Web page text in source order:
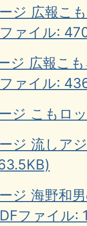
ジ 広報こ
ァイル:
ジ 広報こ
ァイル:
ジ こもロ
ジ 流しア
ジ 海野和
ファイル: